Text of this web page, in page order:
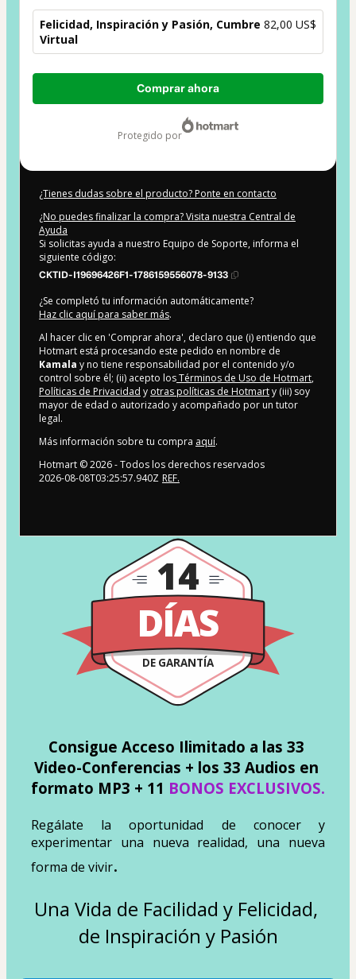
Felicidad, Inspiración y Pasión, Cumbre
Virtual
82,00 US$
Total
Comprar ahora
protegido por
¿Tienes dudas sobre el producto? Ponte en contacto
¿No puedes finalizar la compra? Visita nuestra Central de
Ayuda
Si solicitas ayuda a nuestro Equipo de Soporte, informa el
siguiente código:
CKTID-I19696426F1-1786159556078-9133
¿Se completó tu información automáticamente?
Haz clic aquí para saber más.
Al hacer clic en 'Comprar ahora', declaro que (i) entiendo que
Hotmart está procesando este pedido en nombre de
Kamala y no tiene responsabilidad por el contenido y/o
control sobre él; (ii) acepto losTérminos de Uso de Hotmart,
Políticas de Privacidad y otras políticas de Hotmarty (iii) soy
mayor de edad o autorizado y acompañado por un tutor
legal.
Más información sobre tu compra aquí.
Hotmart ©2026- Todos los derechos reservados
2026-08-08T03:25:57.940Z REF.
DÍAS
DE GARANTÍA
14
Consigue Acceso Ilimitado a las 33
Video-Conferencias + los 33 Audios en
formato MP3 + 11 BONOS EXCLUSIVOS.
Regálate la oportunidad de conocer y
experimentar una nueva realidad, una nueva
forma de vivir.
Una Vida de Facilidad y Felicidad,
de Inspiración y Pasión